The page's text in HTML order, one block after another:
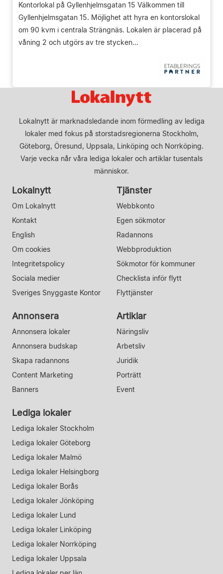
Kontorlokal på Gyllenhjelmsgatan 15 Välkommen till
Gyllenhjelmsgatan 15. Möjlighet att hyra en kontorslokal
om 90 kvm i centrala Strängnäs. Lokalen är placerad på
våning 2 och utgörs av tre stycken...
Lokalnytt är marknadsledande inom förmedling av lediga
lokaler med fokus på storstadsregionerna Stockholm,
Göteborg, Öresund, Uppsala, Linköping och Norrköping.
Varje vecka når våra lediga lokaler och artiklar tusentals
människor.
Lokalnytt
Om Lokalnytt
Kontakt
English
Om cookies
Integritetspolicy
Sociala medier
Sveriges Snyggaste Kontor
Tjänster
Webbkonto
Egen sökmotor
Radannons
Webbproduktion
Sökmotor för kommuner
Checklista inför flytt
Flyttjänster
Annonsera
Annonsera lokaler
Annonsera budskap
Skapa radannons
Content Marketing
Banners
Artiklar
Näringsliv
Arbetsliv
Juridik
Porträtt
Event
Lediga lokaler
Lediga lokaler Stockholm
Lediga lokaler Göteborg
Lediga lokaler Malmö
Lediga lokaler Helsingborg
Lediga lokaler Borås
Lediga lokaler Jönköping
Lediga lokaler Lund
Lediga lokaler Linköping
Lediga lokaler Norrköping
Lediga lokaler Uppsala